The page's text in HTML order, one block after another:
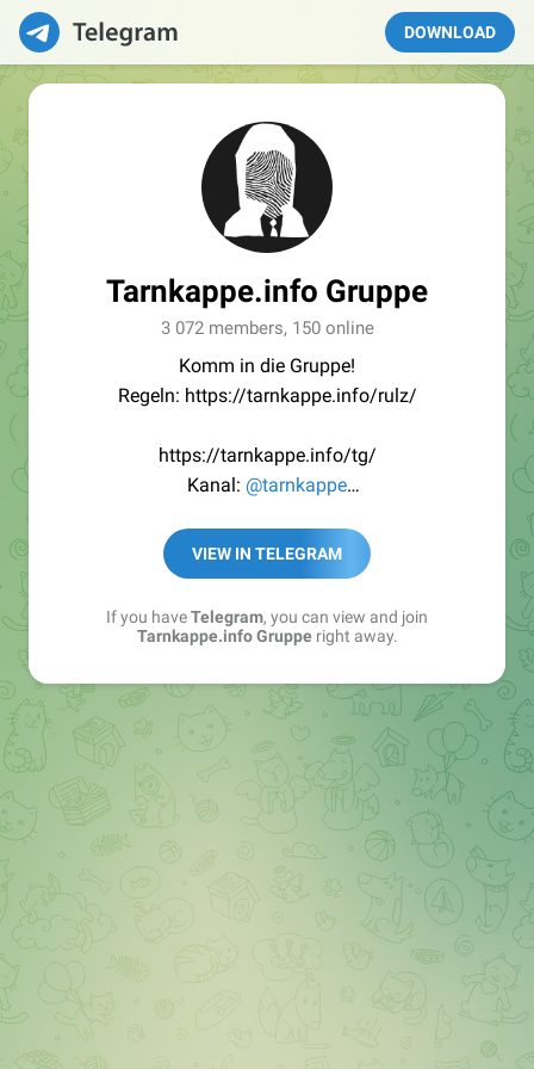
DOWNLOAD
Tarnkappe.info Gruppe
3 072 members, 150 online
Komm in die Gruppe!
Regeln: https://tarnkappe.info/rulz/
https://tarnkappe.info/tg/
Kanal: @tarnkappe
Best of:@bestoftarnkappe
Kochen: https://t.me/+WSW5F1VcmhliMjk6
VIEW IN TELEGRAM
If you haveTelegram, you can view and join
Tarnkappe.info Grupperight away.